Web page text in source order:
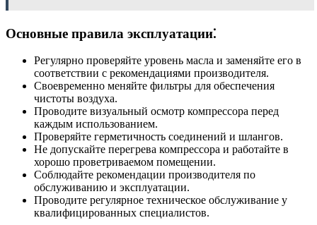
Основные правила эксплуатации⁚
Регулярно проверяйте уровень масла и заменяйте его в
соответствии с рекомендациями производителя.
Своевременно меняйте фильтры для обеспечения
чистоты воздуха.
Проводите визуальный осмотр компрессора перед
каждым использованием.
Проверяйте герметичность соединений и шлангов.
Не допускайте перегрева компрессора и работайте в
хорошо проветриваемом помещении.
Соблюдайте рекомендации производителя по
обслуживанию и эксплуатации.
Проводите регулярное техническое обслуживание у
квалифицированных специалистов.